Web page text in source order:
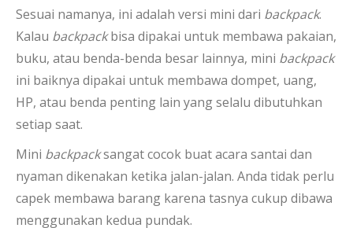
Sesuai namanya, ini adalah versi mini dari backpack.
Kalau backpackbisa dipakai untuk membawa pakaian,
buku, atau benda-benda besar lainnya, mini backpack
ini baiknya dipakai untuk membawa dompet, uang,
HP, atau benda penting lain yang selalu dibutuhkan
setiap saat.
Mini backpacksangat cocok buat acara santai dan
nyaman dikenakan ketika jalan-jalan. Anda tidak perlu
capek membawa barang karena tasnya cukup dibawa
menggunakan kedua pundak.